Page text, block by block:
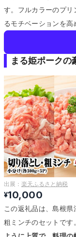
す。 フルカラーのプ
るモチベーションを高
まる姫ポークの
出展： 楽天ふるさと納税
¥10,000
この返礼品は、島根
粗ミンチのセットです。